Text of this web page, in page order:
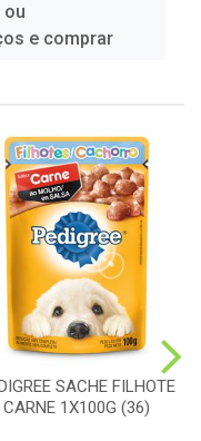
ou
e comprar
SACHE FILHOTE
CARNE 1X100G (36)